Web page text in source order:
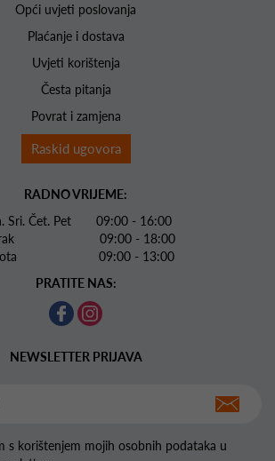
Opći uvjeti poslovanja
Plaćanje i dostava
Uvjeti korištenja
Česta pitanja
Povrat i zamjena
Raskid ugovora
RADNO VRIJEME:
Sri. Čet. Pet 09:00 - 16:00
09:00 - 18:00
09:00 - 13:00
PRATITE NAS:
NEWSLETTER PRIJAVA
s korištenjem mojih osobnih podataka u